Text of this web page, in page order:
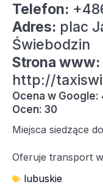
Telefon:
Adres: plac
Świebodzin
Strona www:
http://
Ocena w Google:
Ocen: 30
Miejsca siedzące
Oferuje transport
lubuskie